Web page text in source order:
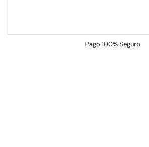
Pago 100% Seguro